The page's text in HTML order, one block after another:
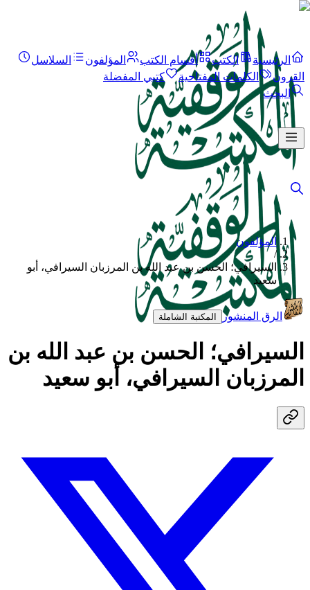
الرئيسية الكتب أقسام الكتب المؤلفون
السلاسل
القرون
الكلمات المفتاحية
كتبي المفضلة
البحث
المؤلفون
/
السيرافي؛ الحسن بن عبد الله بن المرزبان السيرافي، أبو
سعيد
الرق المنشور المكتبة الشاملة
السيرافي؛ الحسن بن عبد الله بن
المرزبان السيرافي، أبو سعيد